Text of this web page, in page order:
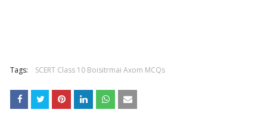
Tags: SCERT Class 10 Boisitrmai Axom MCQs